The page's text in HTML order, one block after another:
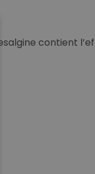
contient